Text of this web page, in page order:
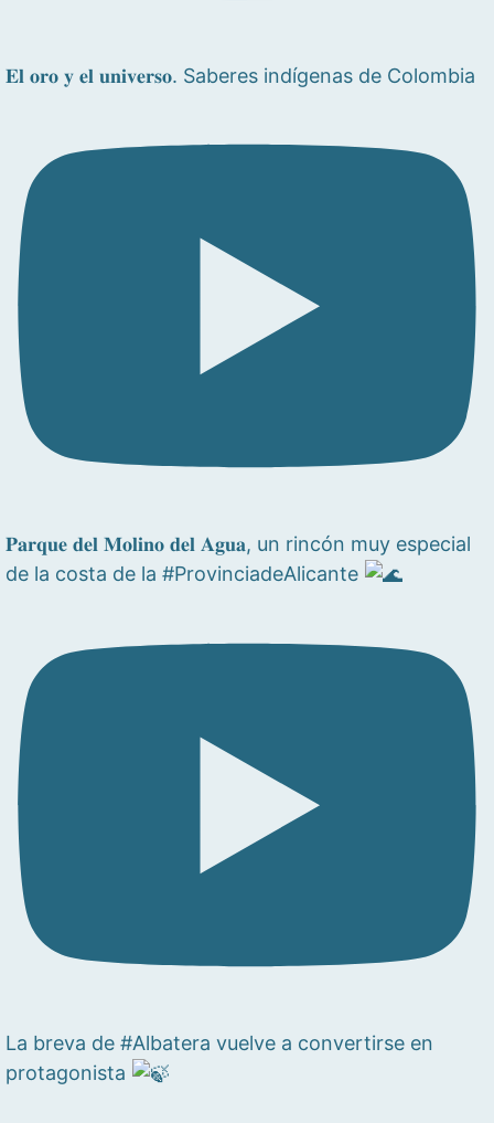
𝐄𝐥 𝐨𝐫𝐨 𝐲 𝐞𝐥 𝐮𝐧𝐢𝐯𝐞𝐫𝐬𝐨. Saberes indígenas de Colombia
𝐏𝐚𝐫𝐪𝐮𝐞 𝐝𝐞𝐥 𝐌𝐨𝐥𝐢𝐧𝐨 𝐝𝐞𝐥 𝐀𝐠𝐮𝐚, un rincón muy especial
de la costa de la #ProvinciadeAlicante
La breva de #Albatera vuelve a convertirse en
protagonista